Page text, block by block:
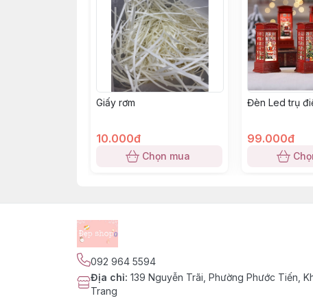
Giấy rơm
10.000đ
Chọn mua
Đèn Led trụ
99.000đ
092 964 5594
Địa chỉ: 139 Nguyễn Trãi, Phường Phước Tiến,
Trang